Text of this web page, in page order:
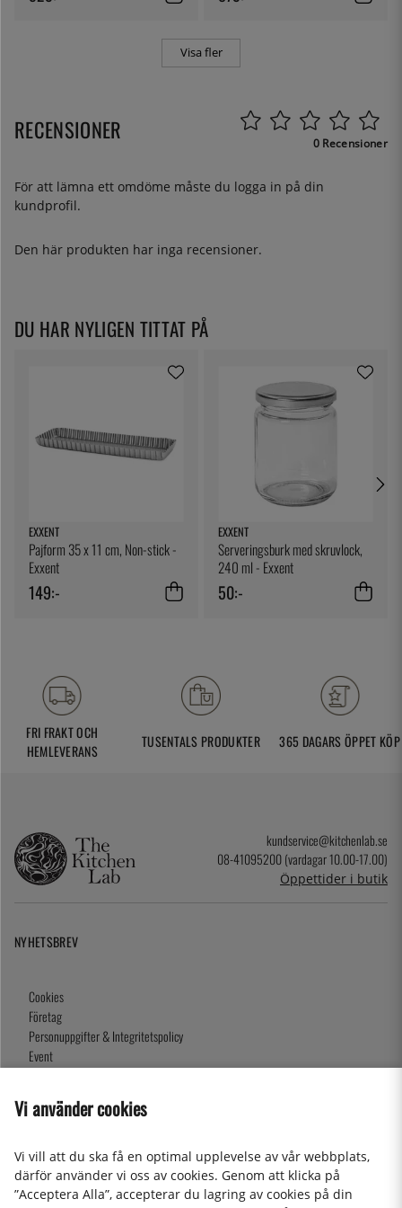
Visa fler
RECENSIONER 0 Recensioner
För att lämna ett omdöme måste du logga in på din
kundprofil.
Den här produkten har inga recensioner.
DU HAR NYLIGEN TITTAT PÅ
EXXENT
Pajform 35 x 11 cm, Non-stick -
Exxent
149:-
EXXENT
Serveringsburk med skruvlock,
240 ml - Exxent
50:-
FRI FRAKT OCH
HEMLEVERANS
TUSENTALS PRODUKTER 365 DAGARS ÖPPET KÖP
kundservice@kitchenlab.se
08-41095200 (vardagar 10.00-17.00)
Öppettider i butik
NYHETSBREV
Cookies
Företag
Personuppgifter & Integritetspolicy
Event
Presentkort
Vi använder cookies
Vi vill att du ska få en optimal upplevelse av vår webbplats,
därför använder vi oss av cookies. Genom att klicka på
”Acceptera Alla”, accepterar du lagring av cookies på din